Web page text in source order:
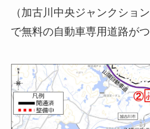
（加古川中央ジャンクショ
で無料の自動車専用道路がつ